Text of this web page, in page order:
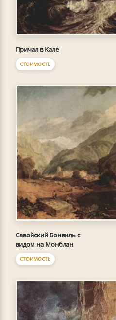
Причал в Кале
СТОИМОСТЬ
Савойский Бонвиль с
видом на Монблан
СТОИМОСТЬ